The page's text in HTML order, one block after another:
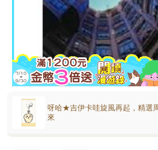
呀哈★吉伊卡哇旋風再起，精選
來